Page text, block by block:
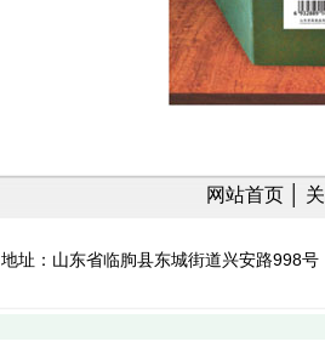
网站首页
地址：山东省临朐县东城街道兴安路